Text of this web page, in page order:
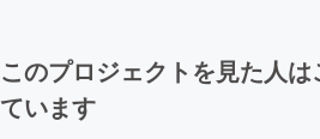
このプロジェクトを見た人
ています